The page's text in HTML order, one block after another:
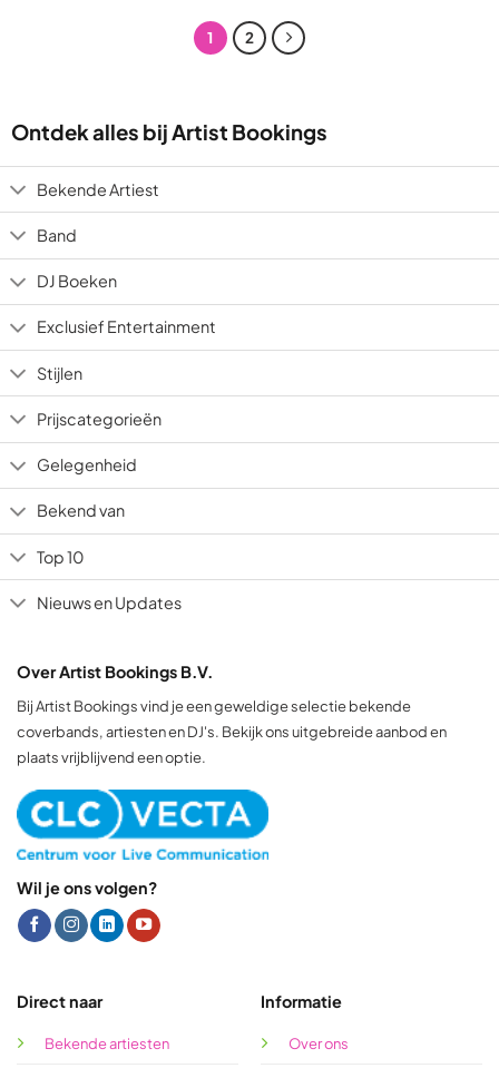
1 2
Ontdek alles bij Artist Bookings
Bekende Artiest
Band
DJ Boeken
Exclusief Entertainment
Stijlen
Prijscategorieën
Gelegenheid
Bekend van
Top 10
Nieuws en Updates
Over Artist Bookings B.V.
Bij Artist Bookings vind je een geweldige selectie bekende
coverbands, artiesten en DJ's. Bekijk ons uitgebreide aanbod en
plaats vrijblijvend een optie.
Wil je ons volgen?
Direct naar
Bekende artiesten
Informatie
Over ons